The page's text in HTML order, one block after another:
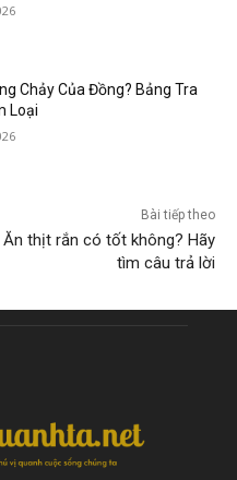
Chảy Của Đồng? Bảng Tra
Loại
Bài tiếp theo
Ăn thịt rắn có tốt không? Hãy
tìm câu trả lời